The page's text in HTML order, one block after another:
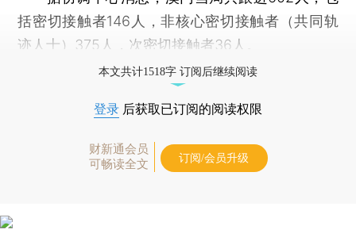
括密切接触者146人，非核心密切接触者（共同轨
迹人士）375人，次密切接触者36人。
本文共计1518字 订阅后继续阅读
登录 后获取已订阅的阅读权限
财新通会员
可畅读全文
订阅/会员升级